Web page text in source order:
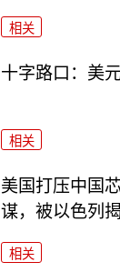
相关
十字路口：美
相关
美国打压中国
谋，被以色列
相关